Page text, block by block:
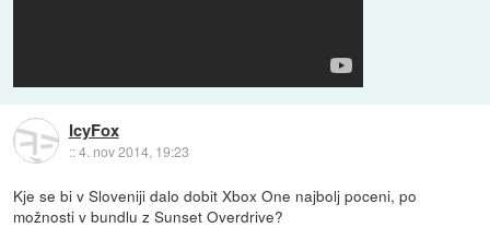
IcyFox
::4. nov 2014, 19:23
Kje se bi v Sloveniji dalo dobit Xbox One najbolj poceni, po
možnosti v bundlu z Sunset Overdrive?